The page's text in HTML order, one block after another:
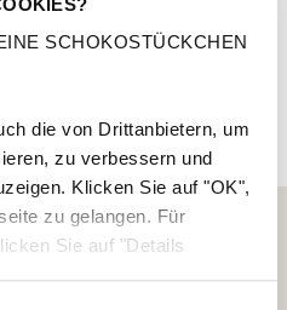
SCHOKOSTÜCKCHEN
die von Drittanbietern, um
zu verbessern und
Klicken Sie auf "OK",
zu gelangen. Für
Sie auf "Details